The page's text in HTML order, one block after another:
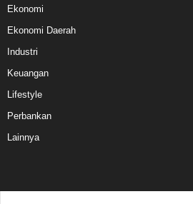
Ekonomi
Ekonomi Daerah
Industri
Keuangan
Lifestyle
Perbankan
Lainnya